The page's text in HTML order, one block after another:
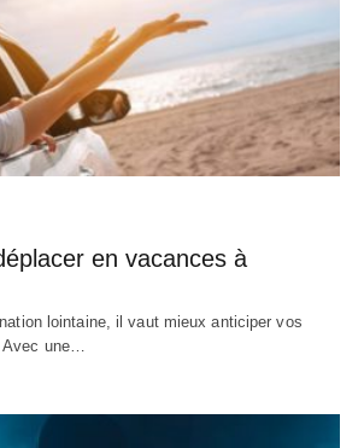
en vacances à
lointaine, il vaut mieux anticiper vos
Avec une…